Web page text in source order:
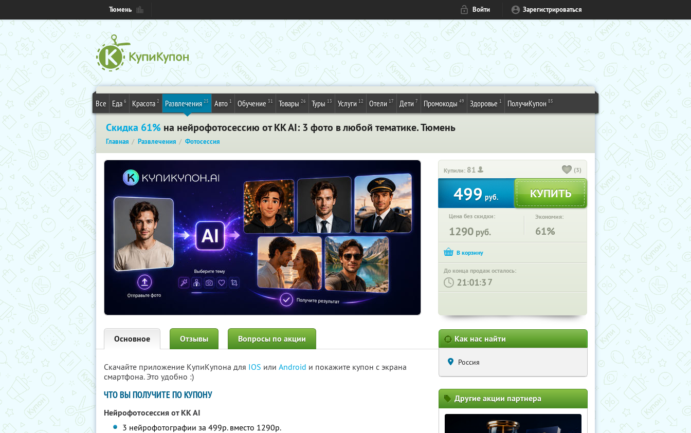
Тюмень Войти Зарегистрироваться
Все Еда 6 Красота 2 Развлечения 25 Авто 1 Обучение 31 Товары 26 Туры 13 Услуги 12 Отели 17 Дети 7 Промокоды 49 Здоровье 1 ПолучиКупон 85
Скидка 61% на нейрофотосессию от KK AI: 3 фото в любой тематике. Тюмень
Главная Развлечения Фотосессия
Купили: 81 (3)
499 руб.
Цена без скидки:
1290 руб.
Экономия:
61%
До конца продаж осталось:
: :
Основное Отзывы Вопросы по акции
Скачайте приложение КупиКупона для IOS или Android и покажите купон с экрана
смартфона. Это удобно :)
ЧТО ВЫ ПОЛУЧИТЕ ПО КУПОНУ
Нейрофотосессия от KK AI
3 нейрофотографии за 499р. вместо 1290р.
Как нас найти
Россия
Другие акции партнера